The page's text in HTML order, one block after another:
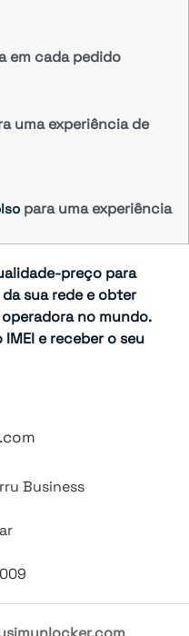
em cada pedido
uma experiência de
para uma experiência
preço para
sua rede e obter
no mundo.
e receber o seu
Business